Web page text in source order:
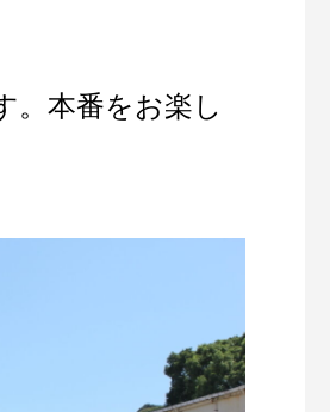
。本番をお楽し